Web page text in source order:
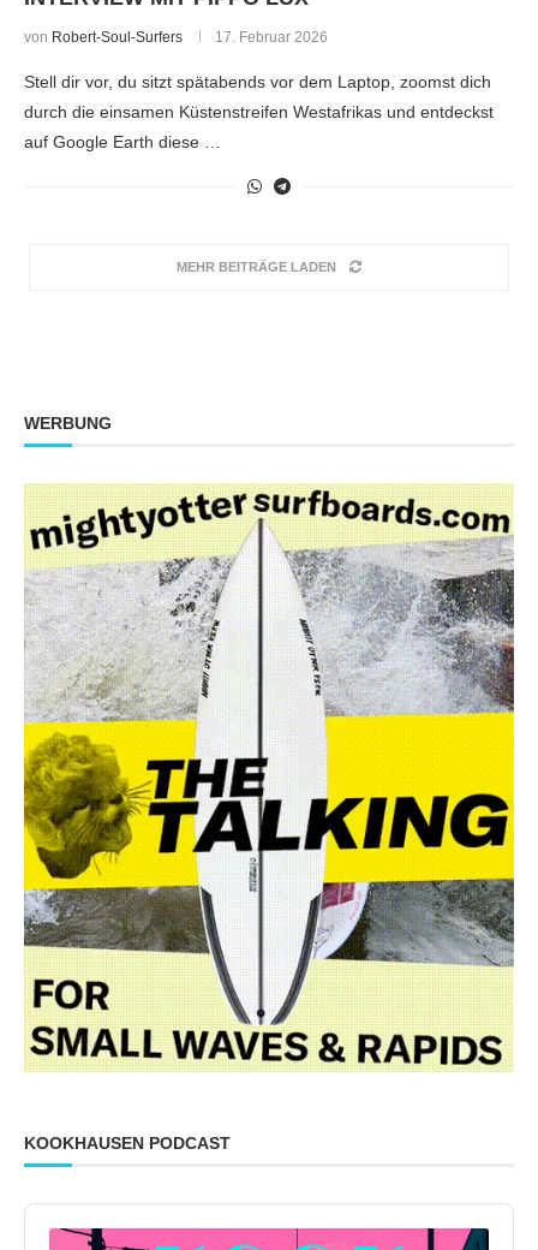
von Robert-Soul-Surfers 17. Februar 2026
Stell dir vor, du sitzt spätabends vor dem Laptop, zoomst dich
durch die einsamen Küstenstreifen Westafrikas und entdeckst
auf Google Earth diese …
MEHR BEITRÄGE LADEN
WERBUNG
KOOKHAUSEN PODCAST
Audio
Player